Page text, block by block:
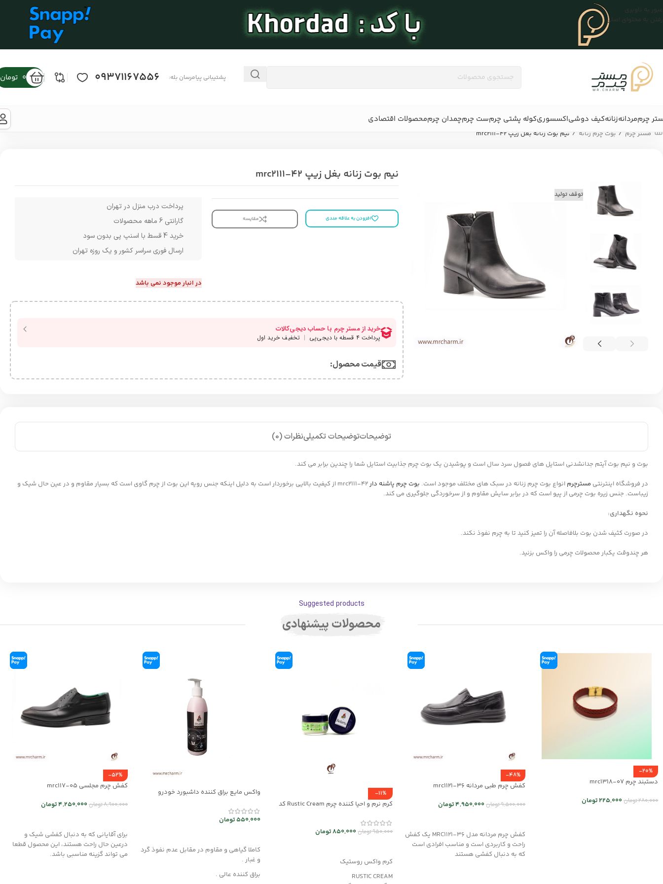
عبور به ناوبری
رفتن به محتوای اصلی
پشتیبانی پیامرسان بله: 09371167556
0 تومان
چرممردانهزنانهکیف دوشیاکسسوریکوله پشتی چرمست چرمچمدان چرممحصولات اقتصادی
مستر چرم / بوت چرم زنانه / نیم بوت زنانه بغل زیپ mrc2111-42
توقف تولید
نیم بوت زنانه بغل زیپ mrc2111-42
افزودن به علاقه مندی مقایسه
پرداخت درب منزل در تهران
گارانتی 6 ماهه محصولات
خرید 4 قسط با اسنپ پی بدون سود
ارسال فوری سراسر کشور و یک روزه تهران
در انبار موجود نمی باشد
قیمت محصول:​
توضیحاتتوضیحات تکمیلینظرات (0)
بوت و نیم بوت آیتم جدانشدنی استایل های فصول سرد سال است و پوشیدن یک بوت چرم جذابیت استایل شما را چندین برابر می کند.
در فروشگاه اینترنتی مسترچرم انواع بوت چرم زنانه در سبک های مختلف موجود است. بوت چرم پاشنه دار
mrc2111-42 از کیفیت بالایی برخوردار است به دلیل اینکه جنس رویه این بوت از چرم گاوی است که بسیار مقاوم و در عین حال شیک و
زیباست. جنس زیره بوت چرمی از پیو است که در برابر سایش مقاوم و از سرخوردگی جلوگیری می کند.
نحوه نگهداری:
در صورت کثیف شدن بوت بلافاصله آن را تمیز کنید تا به چرم نفوذ نکند.
هر چندوقت یکبار محصولات چرمی را واکس بزنید.
Suggested products
محصولات پیشنهادی
-20%
دستبند چرم mrc1318-07
280,000تومان225,000تومان
-48%
کفش چرم طبی مردانه mrc1121-36
9,500,000تومان4,950,000تومان
کفش چرم مردانه مدل MRC1121-36 یک کفش
راحت و کاربردی است و مناسب افرادی است
که به دنبال کفشی هستند
-11%
کرم نرم و احیا کننده چرم Rustic Cream کد
950,000تومان850,000تومان
کرم واکس روستیک
RUSTIC CREAM
واکس مایع براق کننده داشبورد خودرو
550,000تومان
کاملا گیاهی و مقاوم در مقابل عدم نفوذ گرد
و غبار .
براق کننده عالی .
-52%
کفش چرم مجلسی mrc117-05
8,900,000تومان4,250,000تومان
برای آقایانی که به دنبال کفشی شیک و
درعین حال راحت هستند، این محصول قطعا
می تواند گزینه مناسبی باشد.